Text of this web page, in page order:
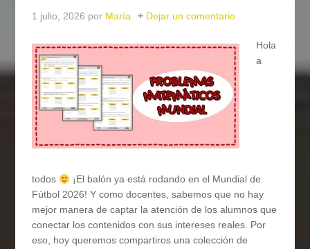
1 julio, 2026 por María Dejar un comentario
Hola
a
todos
¡El balón ya está rodando en el Mundial de
Fútbol 2026! Y como docentes, sabemos que no hay
mejor manera de captar la atención de los alumnos que
conectar los contenidos con sus intereses reales. Por
eso, hoy queremos compartiros una colección de